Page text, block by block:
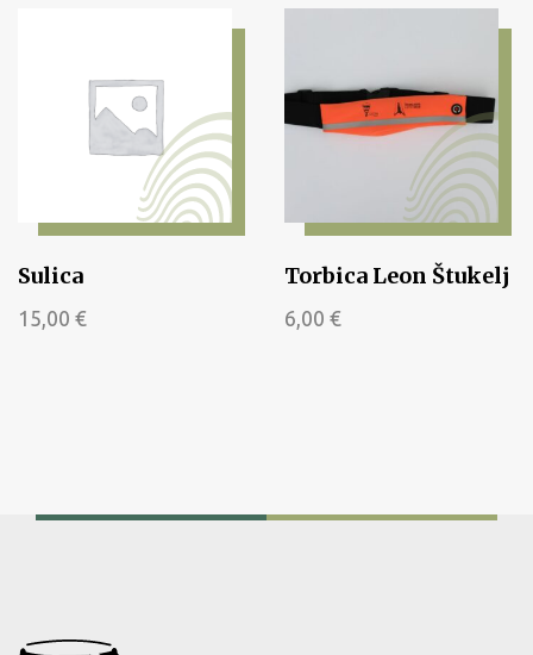
Sulica
15,00 €
Torbica Leon Štukelj
6,00 €